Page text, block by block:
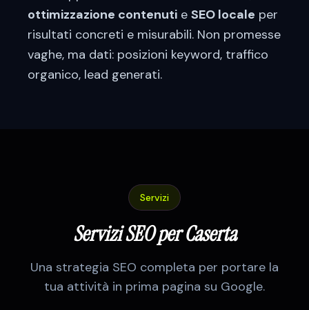
ottimizzazione contenuti e SEO locale per
risultati concreti e misurabili. Non promesse
vaghe, ma dati: posizioni keyword, traffico
organico, lead generati.
Servizi
Servizi SEO perCaserta
Una strategia SEO completa per portare la
tua attività in prima pagina su Google.